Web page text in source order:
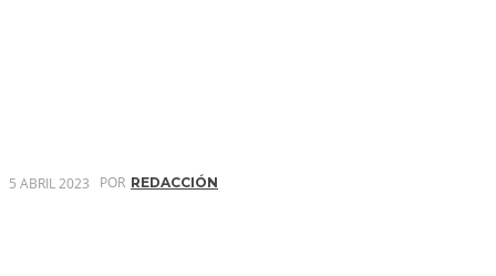
5 ABRIL 2023 POR REDACCIÓN